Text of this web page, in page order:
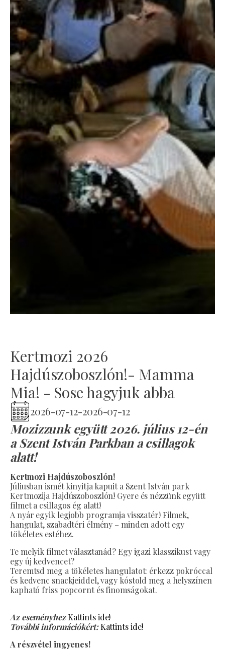
Kertmozi 2026
Hajdúszoboszlón!- Mamma
Mia! - Sose hagyjuk abba
2026-07-12-2026-07-12
Mozizzunk együtt 2026. július 12-én
a Szent István Parkban a csillagok
alatt!
Kertmozi Hajdúszoboszlón!
Júliusban ismét kinyitja kapuit a Szent István park
Kertmozija Hajdúszoboszlón! Gyere és nézzünk együtt
filmet a csillagos ég alatt!
A nyár egyik legjobb programja visszatér! Filmek,
hangulat, szabadtéri élmény – minden adott egy
tökéletes estéhez.
Te melyik filmet választanád? Egy igazi klasszikust vagy
egy új kedvencet?
Teremtsd meg a tökéletes hangulatot: érkezz pokróccal
és kedvenc snackjeiddel, vagy kóstold meg a helyszínen
kapható friss popcornt és finomságokat.
Az eseményhezKattints ide!
További információkért: Kattints ide!
A részvétel ingyenes!